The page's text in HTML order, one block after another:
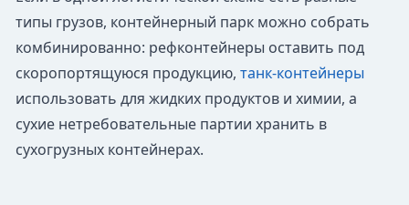
типы грузов, контейнерный парк можно собрать
комбинированно: рефконтейнеры оставить под
скоропортящуюся продукцию, танк-контейнеры
использовать для жидких продуктов и химии, а
сухие нетребовательные партии хранить в
сухогрузных контейнерах.